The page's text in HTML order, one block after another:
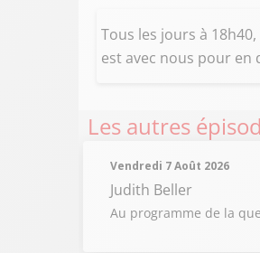
Tous les jours à
est avec nous pour en
Les autres
Vendredi 7 Août 2026
Judith Beller
Au programme de la